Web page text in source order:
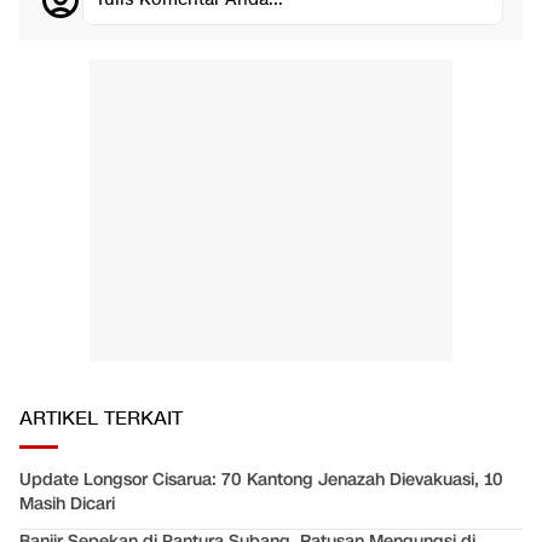
ARTIKEL TERKAIT
Update Longsor Cisarua: 70 Kantong Jenazah Dievakuasi, 10
Masih Dicari